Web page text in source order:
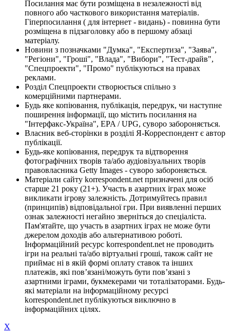
Посилання має бути розміщена в незалежності від
повного або часткового використання матеріалів.
Гіперпосилання ( для інтернет - видань) - повинна бути
розміщена в підзаголовку або в першому абзаці
матеріалу.
Новини з позначками "Думка", "Експертиза", "Заява",
"Регіони", "Гроші", "Влада", "Вибори", "Тест-драйв",
"Спецпроекти", "Промо" публікуються на правах
реклами.
Розділ Спецпроекти створюється спільно з
комерційними партнерами.
Будь яке копіювання, публікація, передрук, чи наступне
поширення інформації, що містить посилання на
"Інтерфакс-Україна", EPA / UPG, суворо забороняється.
Власник веб-сторінки в розділі Я-Корреспондент є автор
публікації.
Будь-яке копіювання, передрук та відтворення
фотографічних творів та/або аудіовізуальних творів
правовласника Getty Images - суворо забороняється.
Матеріали сайту korrespondent.net призначені для осіб
старше 21 року (21+). Участь в азартних іграх може
викликати ігрову залежність. Дотримуйтесь правил
(принципів) відповідальної гри. При виявленні перших
ознак залежності негайно зверніться до спеціаліста.
Пам'ятайте, що участь в азартних іграх не може бути
джерелом доходів або альтернативою роботі.
Інформаційний ресурс korrespondent.net не проводить
ігри на реальні та/або віртуальні гроші, також сайт не
приймає ні в якій формі оплату ставок та інших
платежів, які пов’язані/можуть бути пов’язані з
азартними іграми, букмекерами чи тоталізаторами. Будь-
які матеріали на інформаційному ресурсі
korrespondent.net публікуються виключно в
інформаційних цілях.
X